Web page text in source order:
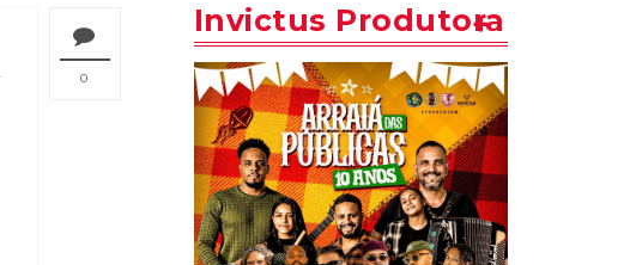
0
Invictus Produtora